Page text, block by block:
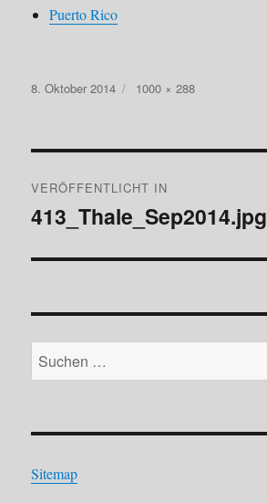
Puerto Rico
Veröffentlicht
8. Oktober 2014 Originalgröße
1000 × 288
VERÖFFENTLICHT IN
413_Thale_Sep2014.jpg
Suchen
nach:
Sitemap